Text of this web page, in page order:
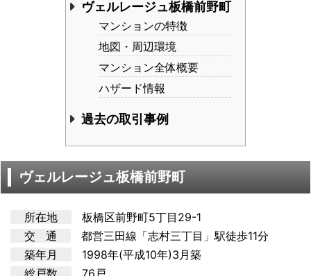
ヴェルレージュ板橋前野町
マンションの特徴
地図・周辺環境
マンション全体概要
ハザード情報
過去の取引事例
ヴェルレージュ板橋前野町
所在地
板橋区前野町5丁目29-1
交 通
都営三田線「志村三丁目」駅徒歩11分
築年月
1998年(平成10年)3月築